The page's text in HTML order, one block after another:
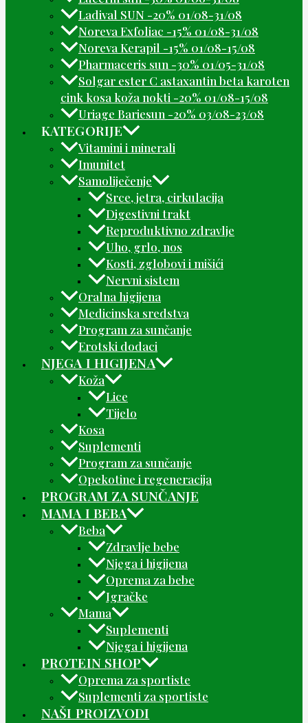
Ladival SUN -20% 01/08-31/08
Noreva Exfoliac -15% 01/08-31/08
Noreva Kerapil -15% 01/08-15/08
Pharmaceris sun -30% 01/05-31/08
Solgar ester C astaxantin beta karoten
cink kosa koža nokti -20% 01/08-15/08
Uriage Bariesun -20% 03/08-23/08
KATEGORIJE
Vitamini i minerali
Imunitet
Samoliječenje
Srce, jetra, cirkulacija
Digestivni trakt
Reproduktivno zdravlje
Uho, grlo, nos
Kosti, zglobovi i mišići
Nervni sistem
Oralna higijena
Medicinska sredstva
Program za sunčanje
Erotski dodaci
NJEGA I HIGIJENA
Koža
Lice
Tijelo
Kosa
Suplementi
Program za sunčanje
Opekotine i regeneracija
PROGRAM ZA SUNČANJE
MAMA I BEBA
Beba
Zdravlje bebe
Njega i higijena
Oprema za bebe
Igračke
Mama
Suplementi
Njega i higijena
PROTEIN SHOP
Oprema za sportiste
Suplementi za sportiste
NAŠI PROIZVODI